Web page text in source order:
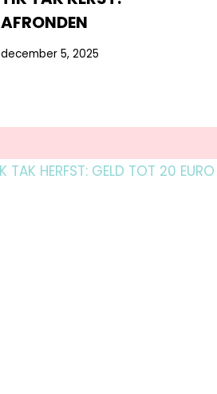
AFRONDEN
december 5, 2025